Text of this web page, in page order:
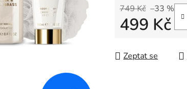
hvězdiček.
749 Kč –33 %
499 Kč
Zeptat se